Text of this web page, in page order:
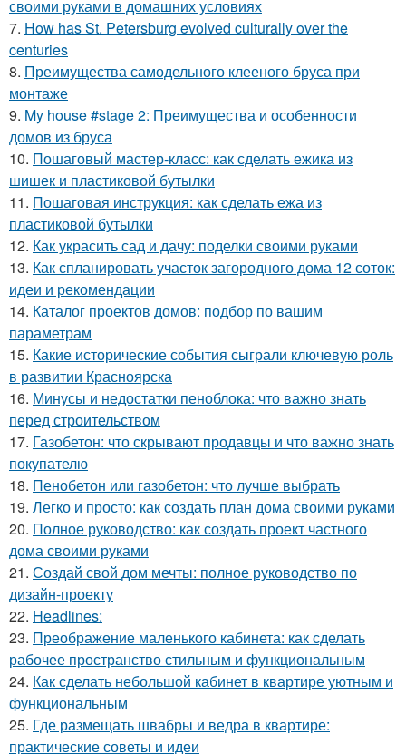
своими руками в домашних условиях
7. How has St. Petersburg evolved culturally over the
centuries
8. Преимущества самодельного клееного бруса при
монтаже
9. My house #stage 2: Преимущества и особенности
домов из бруса
10. Пошаговый мастер-класс: как сделать ежика из
шишек и пластиковой бутылки
11. Пошаговая инструкция: как сделать ежа из
пластиковой бутылки
12. Как украсить сад и дачу: поделки своими руками
13. Как спланировать участок загородного дома 12 соток:
идеи и рекомендации
14. Каталог проектов домов: подбор по вашим
параметрам
15. Какие исторические события сыграли ключевую роль
в развитии Красноярска
16. Минусы и недостатки пеноблока: что важно знать
перед строительством
17. Газобетон: что скрывают продавцы и что важно знать
покупателю
18. Пенобетон или газобетон: что лучше выбрать
19. Легко и просто: как создать план дома своими руками
20. Полное руководство: как создать проект частного
дома своими руками
21. Создай свой дом мечты: полное руководство по
дизайн-проекту
22. Headlines:
23. Преображение маленького кабинета: как сделать
рабочее пространство стильным и функциональным
24. Как сделать небольшой кабинет в квартире уютным и
функциональным
25. Где размещать швабры и ведра в квартире:
практические советы и идеи